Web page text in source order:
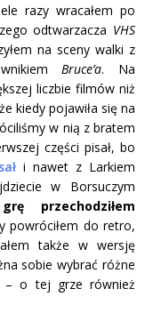
razy wracałem po
odtwarzacza VHS
na sceny walki z
Bruce’a. Na
liczbie filmów niż
kiedy pojawiła się na
w nią z bratem
części pisał, bo
i nawet z Larkiem
w Borsuczym
przechodziłem
powróciłem do retro,
także w wersję
sobie wybrać różne
– o tej grze również